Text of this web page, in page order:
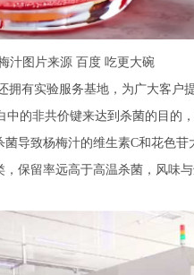
汁图片来源 百度 吃更大碗
拥有实验服务基地，为广大客
的非共价键来达到杀菌的目的
导致杨梅汁的维生素C和花色
保留率远高于高温杀菌，风味